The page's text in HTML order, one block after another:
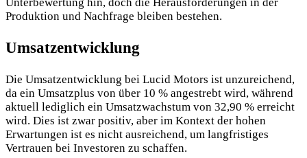
Produktion und Nachfrage bleiben bestehen.
Umsatzentwicklung
Die Umsatzentwicklung bei Lucid Motors ist unzureichend,
da ein Umsatzplus von über 10 % angestrebt wird, während
aktuell lediglich ein Umsatzwachstum von 32,90 % erreicht
wird. Dies ist zwar positiv, aber im Kontext der hohen
Erwartungen ist es nicht ausreichend, um langfristiges
Vertrauen bei Investoren zu schaffen.